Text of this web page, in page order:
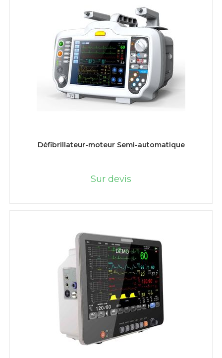
Défibrillateur-moteur Semi-automatique
Sur devis